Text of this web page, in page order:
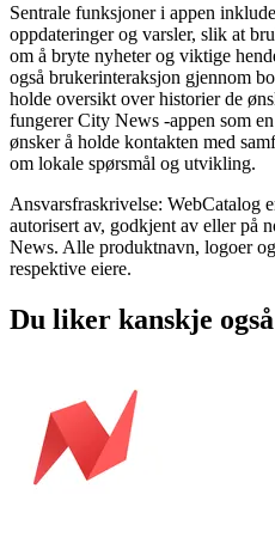
Sentrale funksjoner i appen
oppdateringer og varsler, slik at
om å bryte nyheter og viktige
også brukerinteraksjon gjennom
holde oversikt over historier de
fungerer City News -appen som
ønsker å holde kontakten med
om lokale spørsmål og utvikling.
Ansvarsfraskrivelse: WebCatalog
autorisert av, godkjent av eller på
News. Alle produktnavn, logoer
respektive eiere.
Du liker kanskje også